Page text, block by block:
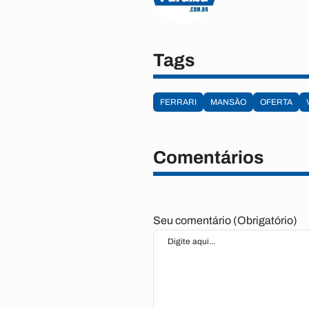
Tags
FERRARI MANSÃO OFERTA
Comentários
Seu comentário (Obrigatório)